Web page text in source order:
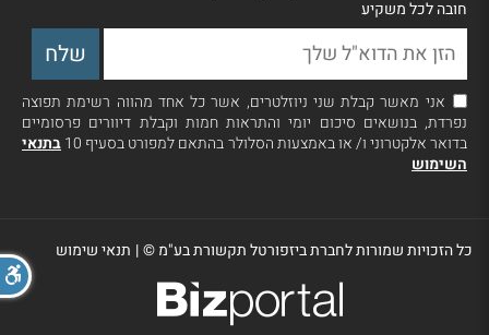
חובה לכל משקיע
אני מאשר קבלת שני ניוזלטרים, אשר כל אחד מהווה רשימת תפוצה
נפרדת, בנושאים סיכום יומי והתראות חמות וקבלת דיוורים פרסומיים
בדואר אלקטרוני ו/ או באמצעות הסלולר בהתאם למפורט בסעיף 10
בתנאי
השימוש
כל הזכויות שמורות לחברת ביזפורטל תקשורת בע"מ ©| תנאי שימוש